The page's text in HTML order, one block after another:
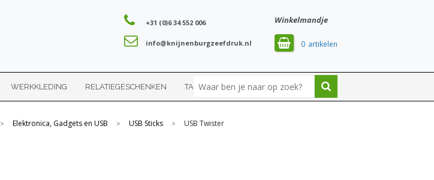
Winkelmandje
0
+31 (0)6 34 552 006
info@knijnenburgzeefdruk.nl
WERKKLEDING RELATIEGESCHENKEN TASSEN SPORT
> Elektronica, Gadgets en USB > USB Sticks > USB Twister